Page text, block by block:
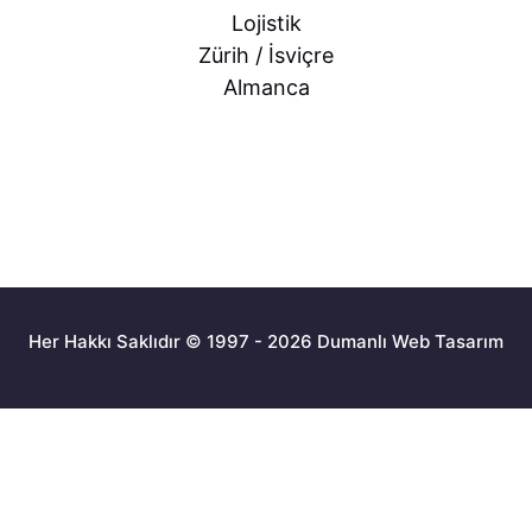
Lojistik
Zürih / İsviçre
Almanca
Her Hakkı Saklıdır © 1997 - 2026 Dumanlı Web Tasarım